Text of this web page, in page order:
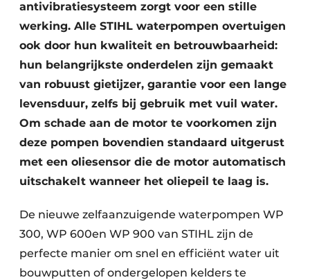
antivibratiesysteem zorgt voor een stille
werking. Alle STIHL waterpompen overtuigen
ook door hun kwaliteit en betrouwbaarheid:
hun belangrijkste onderdelen zijn gemaakt
van robuust gietijzer, garantie voor een lange
levensduur, zelfs bij gebruik met vuil water.
Om schade aan de motor te voorkomen zijn
deze pompen bovendien standaard uitgerust
met een oliesensor die de motor automatisch
uitschakelt wanneer het oliepeil te laag is.
De nieuwe zelfaanzuigende waterpompen WP
300, WP 600en WP 900 van STIHL zijn de
perfecte manier om snel en efficiënt water uit
bouwputten of ondergelopen kelders te